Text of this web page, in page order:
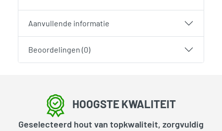
Aanvullende informatie
Beoordelingen (0)
HOOGSTE KWALITEIT
Geselecteerd hout van topkwaliteit, zorgvuldig